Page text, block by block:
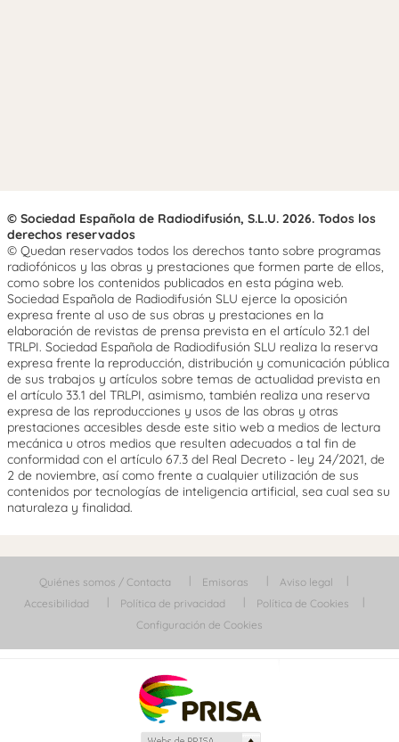
© Sociedad Española de Radiodifusión, S.L.U. 2026. Todos los
derechos reservados
© Quedan reservados todos los derechos tanto sobre programas
radiofónicos y las obras y prestaciones que formen parte de ellos,
como sobre los contenidos publicados en esta página web.
Sociedad Española de Radiodifusión SLU ejerce la oposición
expresa frente al uso de sus obras y prestaciones en la
elaboración de revistas de prensa prevista en el artículo 32.1 del
TRLPI. Sociedad Española de Radiodifusión SLU realiza la reserva
expresa frente la reproducción, distribución y comunicación pública
de sus trabajos y artículos sobre temas de actualidad prevista en
el artículo 33.1 del TRLPI, asimismo, también realiza una reserva
expresa de las reproducciones y usos de las obras y otras
prestaciones accesibles desde este sitio web a medios de lectura
mecánica u otros medios que resulten adecuados a tal fin de
conformidad con el artículo 67.3 del Real Decreto - ley 24/2021, de
2 de noviembre, así como frente a cualquier utilización de sus
contenidos por tecnologías de inteligencia artificial, sea cual sea su
naturaleza y finalidad.
Quiénes somos / Contacta Emisoras
Aviso legal
Accesibilidad
Política de privacidad
Política de Cookies
Configuración de Cookies